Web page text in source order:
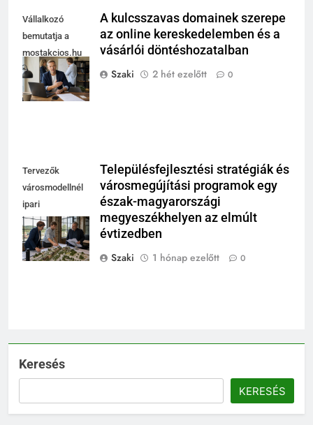
Vállalkozó
bemutatja a
mostakcios.hu
domain név
megszerzését.
A kulcsszavas domainek szerepe
az online kereskedelemben és a
vásárlói döntéshozatalban
Szaki
2 hét ezelőtt 0
Tervezők
városmodellnél
ipari
csarnokban,
integrált területi
program
Településfejlesztési stratégiák és
városmegújítási programok egy
észak-magyarországi
megyeszékhelyen az elmúlt
évtizedben
Szaki
1 hónap ezelőtt 0
Keresés
KERESÉS